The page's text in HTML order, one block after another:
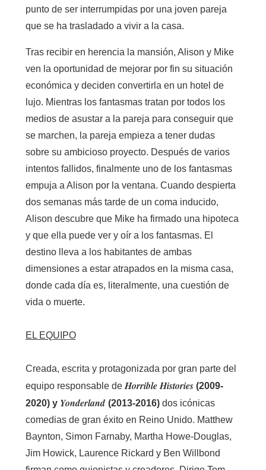
punto de ser interrumpidas por una joven pareja
que se ha trasladado a vivir a la casa.
Tras recibir en herencia la mansión, Alison y Mike
ven la oportunidad de mejorar por fin su situación
económica y deciden convertirla en un hotel de
lujo. Mientras los fantasmas tratan por todos los
medios de asustar a la pareja para conseguir que
se marchen, la pareja empieza a tener dudas
sobre su ambicioso proyecto. Después de varios
intentos fallidos, finalmente uno de los fantasmas
empuja a Alison por la ventana. Cuando despierta
dos semanas más tarde de un coma inducido,
Alison descubre que Mike ha firmado una hipoteca
y que ella puede ver y oír a los fantasmas. El
destino lleva a los habitantes de ambas
dimensiones a estar atrapados en la misma casa,
donde cada día es, literalmente, una cuestión de
vida o muerte.
EL EQUIPO
Creada, escrita y protagonizada por gran parte del
equipo responsable de Horrible Histories(2009-
2020) y Yonderland (2013-2016)dos icónicas
comedias de gran éxito en Reino Unido. Matthew
Baynton, Simon Farnaby, Martha Howe-Douglas,
Jim Howick, Laurence Rickard y Ben Willbond